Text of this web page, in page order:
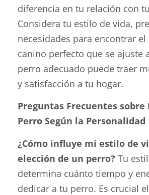
diferencia en tu relación con
Considera tu estilo de vida,
necesidades para encontrar
canino perfecto que se ajuste
perro adecuado puede traer
y satisfacción a tu hogar.
Preguntas Frecuentes sobre
Perro Según la Personalidad
¿Cómo influye mi estilo de
elección de un perro? Tu
determina cuánto tiempo y
dedicar a tu perro. Es crucial